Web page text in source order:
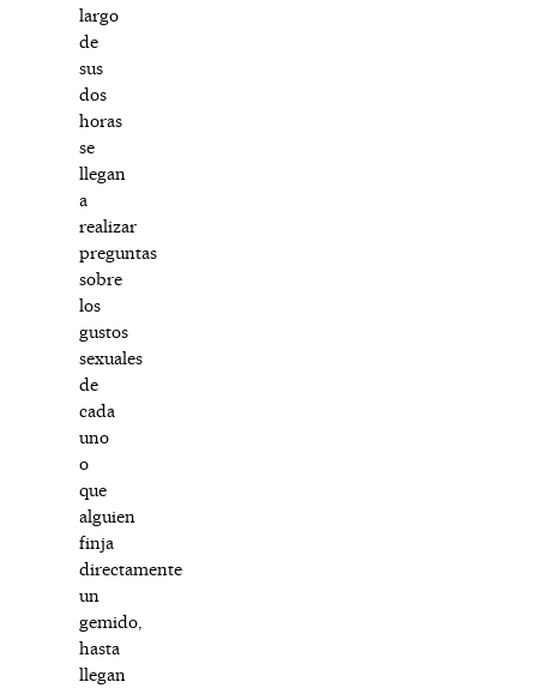
largo
de
sus
dos
horas
se
llegan
a
realizar
preguntas
sobre
los
gustos
sexuales
de
cada
uno
o
que
alguien
finja
directamente
un
gemido,
hasta
llegan